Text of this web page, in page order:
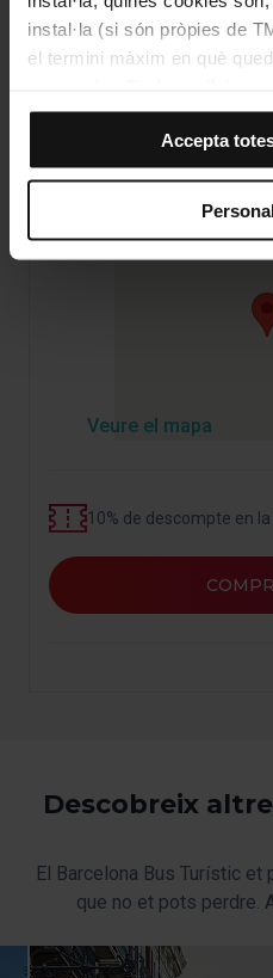
instal·la (si són pròpies de
el termini màxim en què
que no instal·la cap cookie
Si tries l’opció “Accepta
totes aquestes cookies
El selector que es troba a la
cookies d’aquella classe.
clic sobre “Selecciona i
només les cookies de la
opcions de navegació (com
funcionament del web i, per
nostra
En qualsevol moment de la
Accepta
Com arribar a: Plaça
Plaça de Sant Felip Neri
Veure el mapa
10% de descompte en
Descobreix
El Barcelona Bus Turístic
que no et pots perdre.